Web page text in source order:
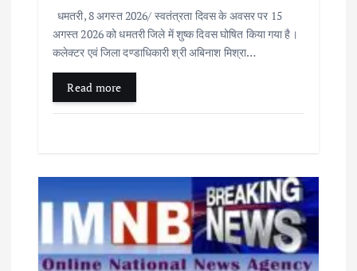
धमतरी, 8 अगस्त 2026/ स्वतंत्रता दिवस के अवसर पर 15
अगस्त 2026 को धमतरी जिले में शुष्क दिवस घोषित किया गया है।
कलेक्टर एवं जिला दण्डाधिकारी श्री अबिनाश मिश्रा…
Read more